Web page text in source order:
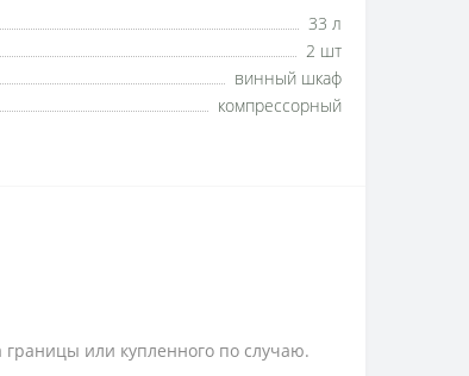
33 л
2 шт
винный шкаф
компрессорный
или купленного по случаю.